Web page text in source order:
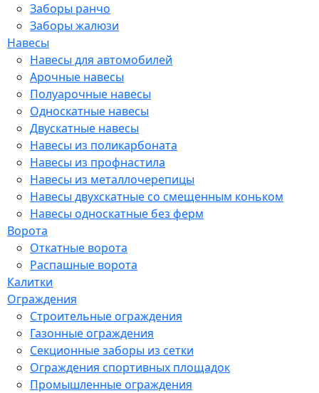
Заборы ранчо
Заборы жалюзи
Навесы
Навесы для автомобилей
Арочные навесы
Полуарочные навесы
Односкатные навесы
Двускатные навесы
Навесы из поликарбоната
Навесы из профнастила
Навесы из металлочерепицы
Навесы двухскатные со смещенным коньком
Навесы односкатные без ферм
Ворота
Откатные ворота
Распашные ворота
Калитки
Ограждения
Строительные ограждения
Газонные ограждения
Секционные заборы из сетки
Ограждения спортивных площадок
Промышленные ограждения